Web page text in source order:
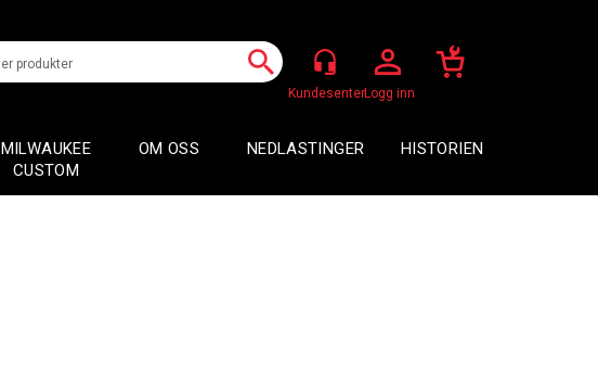
Logg inn
MILWAUKEE
CUSTOM
OM OSS NEDLASTINGER HISTORIEN